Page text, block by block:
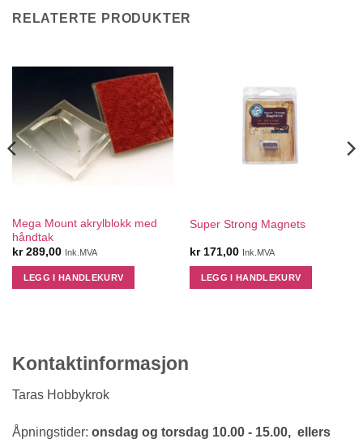
RELATERTE PRODUKTER
Mega Mount akrylblokk med
håndtak
kr289,00 Ink.MVA
LEGG I HANDLEKURV
Super Strong Magnets
kr171,00 Ink.MVA
LEGG I HANDLEKURV
Kontaktinformasjon
Taras Hobbykrok
Åpningstider: onsdag og torsdag 10.00 - 15.00, ellers